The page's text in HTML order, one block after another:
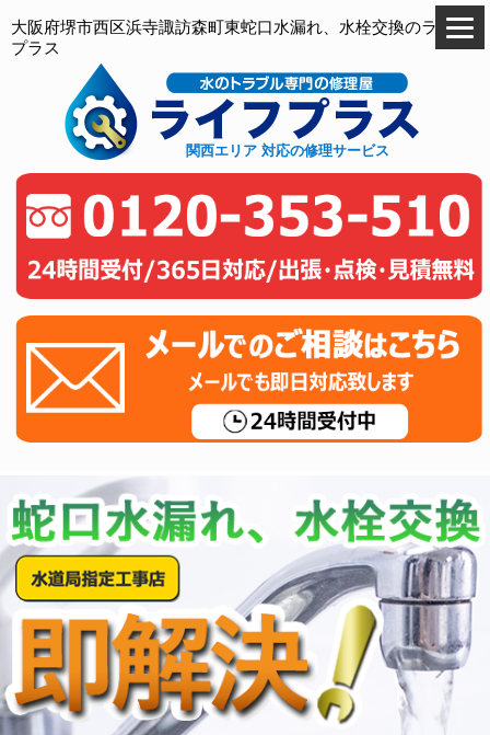
大阪府堺市西区浜寺諏訪森町東蛇口水漏れ、水栓交換のライフ
プラス
関西エリア 対応の修理サービス